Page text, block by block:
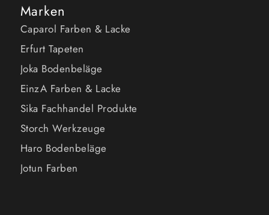
Marken
Caparol Farben & Lacke
Erfurt Tapeten
Joka Bodenbeläge
EinzA Farben & Lacke
Sika Fachhandel Produkte
Storch Werkzeuge
Haro Bodenbeläge
Jotun Farben